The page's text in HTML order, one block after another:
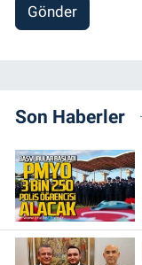
Gönder
Son Haberler